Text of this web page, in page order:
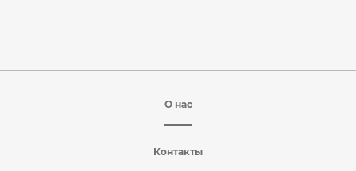
О нас
Контакты